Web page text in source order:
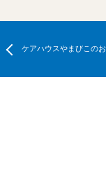
ケアハウスやまびこの